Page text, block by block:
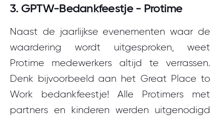
3. GPTW-Bedankfeestje - Protime
Naast de jaarlijkse evenementen waar de
waardering wordt uitgesproken, weet
Protime medewerkers altijd te verrassen.
Denk bijvoorbeeld aan het Great Place to
Work bedankfeestje! Alle Protimers met
partners en kinderen werden uitgenodigd